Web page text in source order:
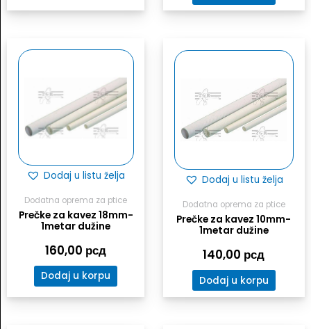
Dodaj u listu želja
Dodatna oprema za ptice
Prečke za kavez 18mm-
1metar dužine
160,00 рсд
Dodaj u korpu
Dodaj u listu želja
Dodatna oprema za ptice
Prečke za kavez 10mm-
1metar dužine
140,00 рсд
Dodaj u korpu